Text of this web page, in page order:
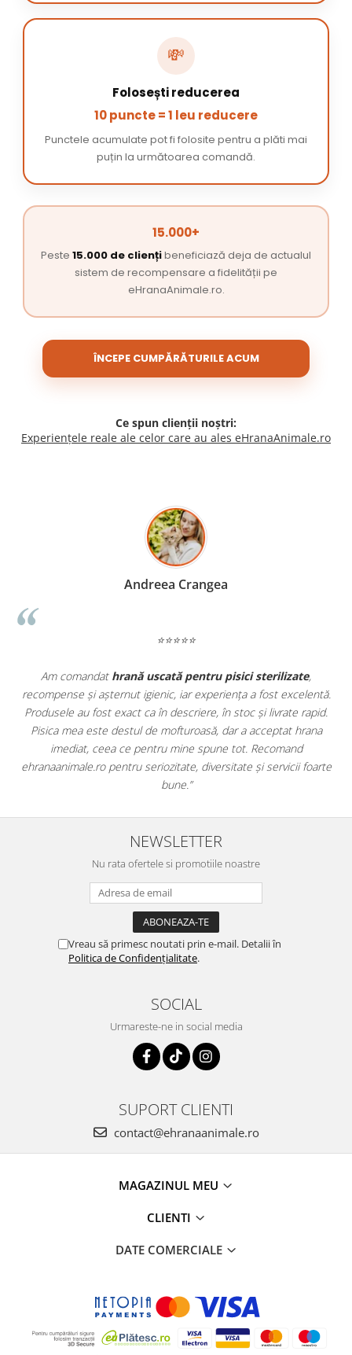
💸
Folosești reducerea
10 puncte = 1 leu reducere
Punctele acumulate pot fi folosite pentru a plăti mai
puțin la următoarea comandă.
15.000+
Peste 15.000 de cliențibeneficiază deja de actualul
sistem de recompensare a fidelității pe
eHranaAnimale.ro.
ÎNCEPE CUMPĂRĂTURILE ACUM
Ce spun clienții noștri:
Experiențele reale ale celor care au ales eHranaAnimale.ro
Madalina Stancea
⭐⭐⭐⭐⭐
Apreciez foarte mult faptul că peehranaanimale.rogăsesc nu
doar hrană, ci și produse dinfarmacia veterinară:
antiparazitare, suplimente și soluții de îngrijire. Este foarte
comod să pot comanda tot ce am nevoie pentru animalul meu
dintr-un singur loc. Livrarea a fost rapidă, iar produsele au fost
originale și în termen. Magazin serios, bine organizat și foarte util
pentru orice stăpân de animale.
NEWSLETTER
Nu rata ofertele si promotiile noastre
Vreau să primesc noutati prin e-mail. Detalii în
Politica de Confidențialitate.
SOCIAL
Urmareste-ne in social media
SUPORT CLIENTI
contact@ehranaanimale.ro
MAGAZINUL MEU
CLIENTI
DATE COMERCIALE